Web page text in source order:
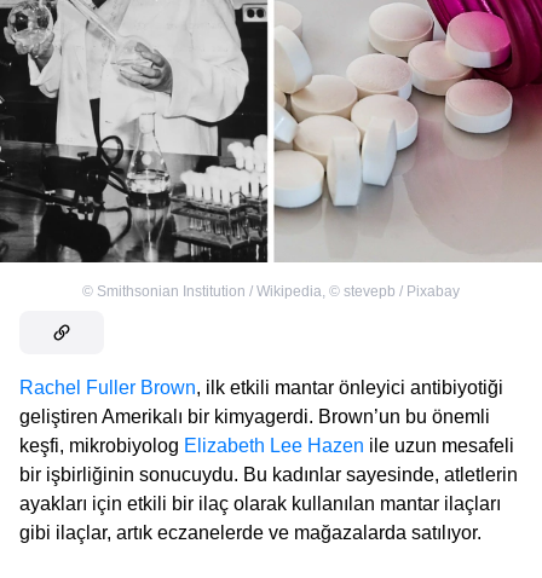
© Smithsonian Institution / Wikipedia, © stevepb / Pixabay
Rachel Fuller Brown, ilk etkili mantar önleyici antibiyotiği
geliştiren Amerikalı bir kimyagerdi. Brown’un bu önemli
keşfi, mikrobiyolog Elizabeth Lee Hazen ile uzun mesafeli
bir işbirliğinin sonucuydu. Bu kadınlar sayesinde, atletlerin
ayakları için etkili bir ilaç olarak kullanılan mantar ilaçları
gibi ilaçlar, artık eczanelerde ve mağazalarda satılıyor.